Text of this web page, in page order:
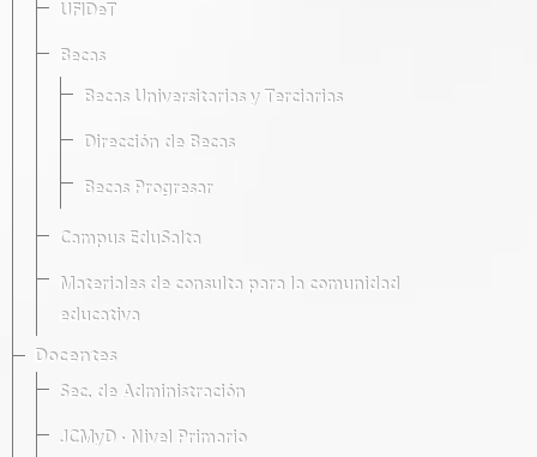
UFIDeT
Becas
Becas Universitarias y Terciarias
Dirección de Becas
Becas Progresar
Campus EduSalta
Materiales de consulta para la comunidad
educativa
Docentes
Sec. de Administración
JCMyD · Nivel Primario